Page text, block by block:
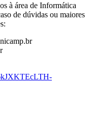
à área de Informática
de dúvidas ou maiores